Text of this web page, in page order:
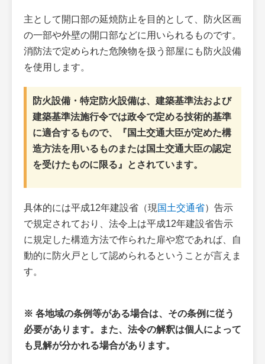
主として開口部の延焼防止を目的として、防火区画
の一部や外壁の開口部などに用いられるものです。
消防法で定められた危険物を扱う部屋にも防火設備
を使用します。
防火設備・特定防火設備は、建築基準法および
建築基準法施行令では政令で定める技術的基準
に適合するもので、『国土交通大臣が定めた構
造方法を用いるものまたは国土交通大臣の認定
を受けたものに限る』とされています。
具体的には平成12年建設省（現 国土交通省）告示
で規定されており、法令上は平成12年建設省告示
に規定した構造方法で作られた扉や窓であれば、自
動的に防火戸として認められるということが言えま
す。
※ 各地域の条例等がある場合は、その条例に従う
必要があります。また、法令の解釈は個人によって
も見解が分かれる場合があります。